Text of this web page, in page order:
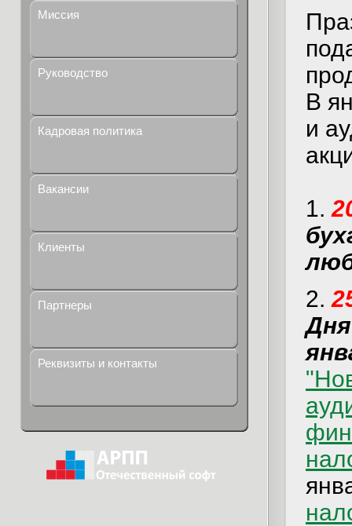
Миссия
Руководство
Кадровая политика
Вакансии
Клиенты
Партнеры
Реквизиты и контакты
В
и
1.
2.